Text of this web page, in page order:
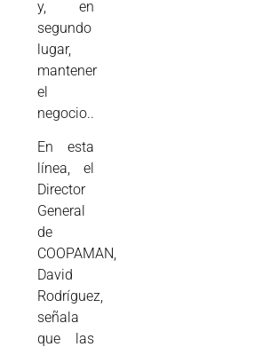
y, en
segundo
lugar,
mantener
el
negocio..
En esta
línea, el
Director
General
de
COOPAMAN,
David
Rodríguez,
señala
que las